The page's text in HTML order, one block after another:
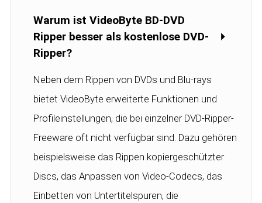
Warum ist VideoByte BD-DVD
Ripper besser als kostenlose DVD-
Ripper?
Neben dem Rippen von DVDs und Blu-rays
bietet VideoByte erweiterte Funktionen und
Profileinstellungen, die bei einzelner DVD-Ripper-
Freeware oft nicht verfügbar sind. Dazu gehören
beispielsweise das Rippen kopiergeschützter
Discs, das Anpassen von Video-Codecs, das
Einbetten von Untertitelspuren, die